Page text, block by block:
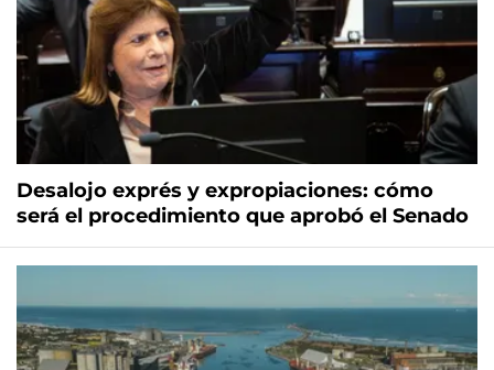
Desalojo exprés y expropiaciones: cómo
será el procedimiento que aprobó el Senado